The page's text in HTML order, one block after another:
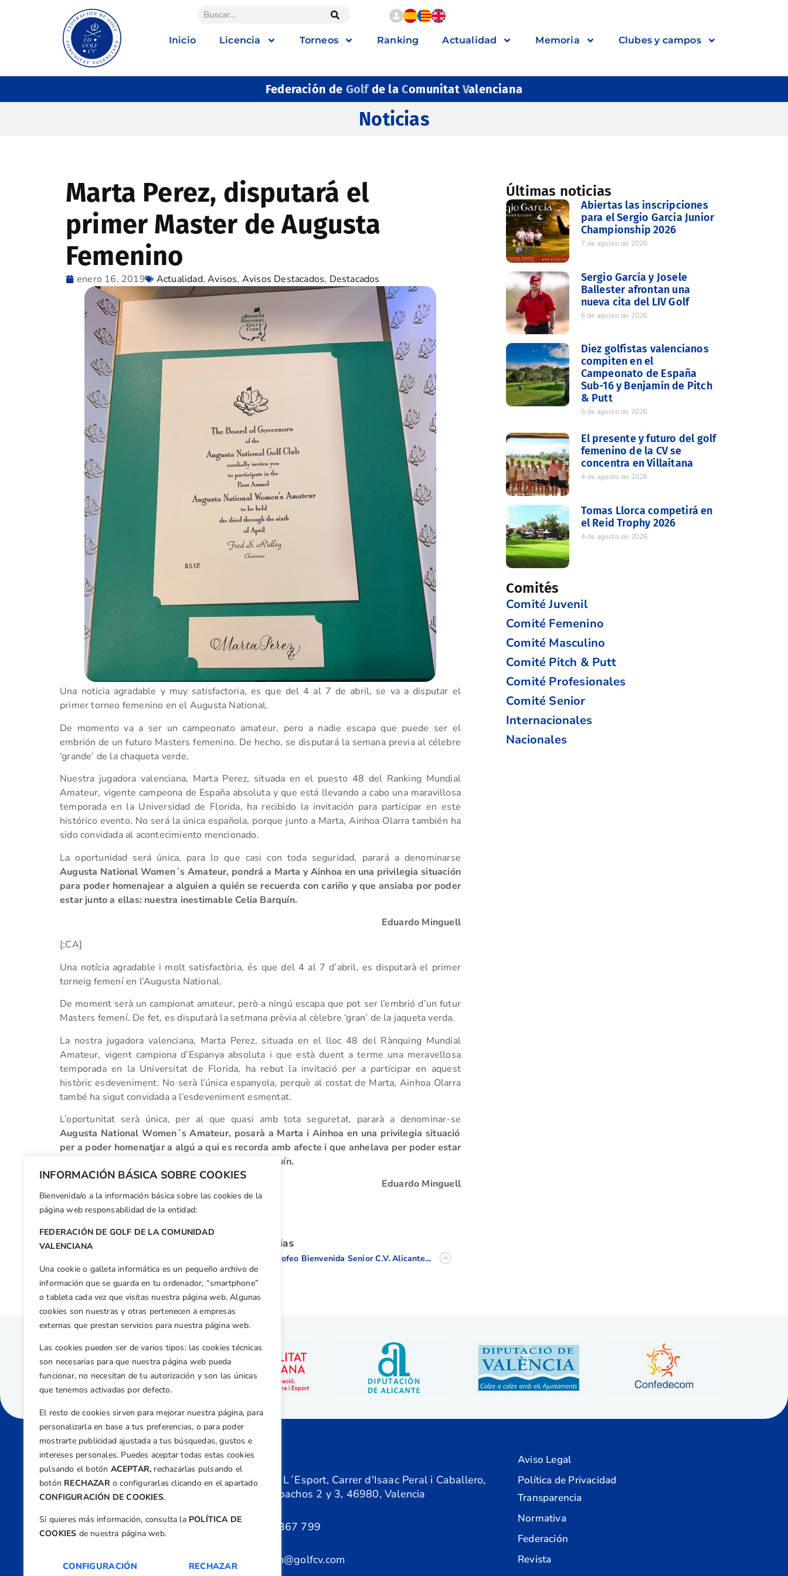
INFORMACIÓN BÁSICA SOBRE COOKIES
Bienvenida/o a la información básica sobre las cookies de la
página web responsabilidad de la entidad:
FEDERACIÓN DE GOLF DE LA COMUNIDAD
VALENCIANA
Una cookie o galleta informática es un pequeño archivo de
información que se guarda en tu ordenador, “smartphone”
o tableta cada vez que visitas nuestra página web. Algunas
cookies son nuestras y otras pertenecen a empresas
externas que prestan servicios para nuestra página web.
Las cookies pueden ser de varios tipos: las cookies técnicas
son necesarias para que nuestra página web pueda
funcionar, no necesitan de tu autorización y son las únicas
que tenemos activadas por defecto.
El resto de cookies sirven para mejorar nuestra página, para
personalizarla en base a tus preferencias, o para poder
mostrarte publicidad ajustada a tus búsquedas, gustos e
intereses personales. Puedes aceptar todas estas cookies
pulsando el botón ACEPTAR, rechazarlas pulsando el
botón RECHAZARo configurarlas clicando en el apartado
CONFIGURACIÓN DE COOKIES.
Si quieres más información, consulta la POLÍTICA DE
COOKIES de nuestra página web.
CONFIGURACIÓN RECHAZAR
Inicio Licencia Torneos Ranking Actualidad Memoria Clubes y campos
Federación de Golfde la ComunitatValenciana
Noticias
Marta Perez, disputará el
primer Master de Augusta
Femenino
enero 16, 2019 Actualidad,Avisos, Avisos Destacados, Destacados
Una noticia agradable y muy satisfactoria, es que del 4 al 7 de abril, se va a disputar el
primer torneo femenino en el Augusta National.
De momento va a ser un campeonato amateur, pero a nadie escapa que puede ser el
embrión de un futuro Masters femenino. De hecho, se disputará la semana previa al célebre
‘grande’ de la chaqueta verde.
Nuestra jugadora valenciana, Marta Perez, situada en el puesto 48 del Ranking Mundial
Amateur, vigente campeona de España absoluta y que está llevando a cabo una maravillosa
temporada en la Universidad de Florida, ha recibido la invitación para participar en este
histórico evento. No será la única española, porque junto a Marta, Ainhoa Olarra también ha
sido convidada al acontecimiento mencionado.
La oportunidad será única, para lo que casi con toda seguridad, parará a denominarse
Augusta National Women´s Amateur, pondrá a Marta y Ainhoa en una privilegia situación
para poder homenajear a alguien a quién se recuerda con cariño y que ansiaba por poder
estar junto a ellas: nuestra inestimable Celia Barquín.
Eduardo Minguell
[:CA]
Una notícia agradable i molt satisfactòria, és que del 4 al 7 d’abril, es disputarà el primer
torneig femení en l’Augusta National.
De moment serà un campionat amateur, però a ningú escapa que pot ser l’embrió d’un futur
Masters femení. De fet, es disputarà la setmana prèvia al cèlebre ‘gran’ de la jaqueta verda.
La nostra jugadora valenciana, Marta Perez, situada en el lloc 48 del Rànquing Mundial
Amateur, vigent campiona d’Espanya absoluta i que està duent a terme una meravellosa
temporada en la Universitat de Florida, ha rebut la invitació per a participar en aquest
històric esdeveniment. No serà l’única espanyola, perquè al costat de Marta, Ainhoa Olarra
també ha sigut convidada a l’esdeveniment esmentat.
L’oportunitat serà única, per al que quasi amb tota seguretat, pararà a denominar-se
Augusta National Women´s Amateur, posarà a Marta i Ainhoa en una privilegia situació
per a poder homenatjar a algú a qui es recorda amb afecte i que anhelava per poder estar
al costat d’elles: la nostra inestimable Celia Barquín.
Eduardo Minguell
Facebook
X WhatsApp
LinkedIn
Email
Otras noticias
El “Trofeo Bienvenida Senior C.V. Alicante” se da cita en Altea Golf.
Últimas noticias
Abiertas las inscripciones
para el Sergio Garcia Junior
Championship 2026
7 de agosto de 2026
Sergio García y Josele
Ballester afrontan una
nueva cita del LIV Golf
6 de agosto de 2026
Diez golfistas valencianos
compiten en el
Campeonato de España
Sub-16 y Benjamín de Pitch
& Putt
5 de agosto de 2026
El presente y futuro del golf
femenino de la CV se
concentra en Villaitana
4 de agosto de 2026
Tomas Llorca competirá en
el Reid Trophy 2026
4 de agosto de 2026
Comités
Comité Juvenil
Comité Femenino
Comité Masculino
Comité Pitch & Putt
Comité Profesionales
Comité Senior
Internacionales
Nacionales
Dirección
Centre de L´Esport, Carrer d'Isaac Peral i Caballero,
Nº 5, Despachos 2 y 3, 46980, Valencia
+34 961 367 799
federacion@golfcv.com
Aviso Legal
Política de Privacidad
Transparencia
Normativa
Federación
Revista